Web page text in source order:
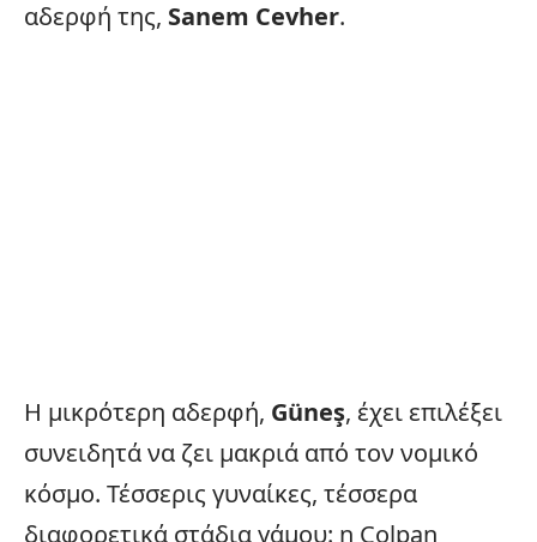
αδερφή της, Sanem Cevher.
Η μικρότερη αδερφή, Güneş, έχει επιλέξει
συνειδητά να ζει μακριά από τον νομικό
κόσμο. Τέσσερις γυναίκες, τέσσερα
διαφορετικά στάδια γάμου: η Çolpan